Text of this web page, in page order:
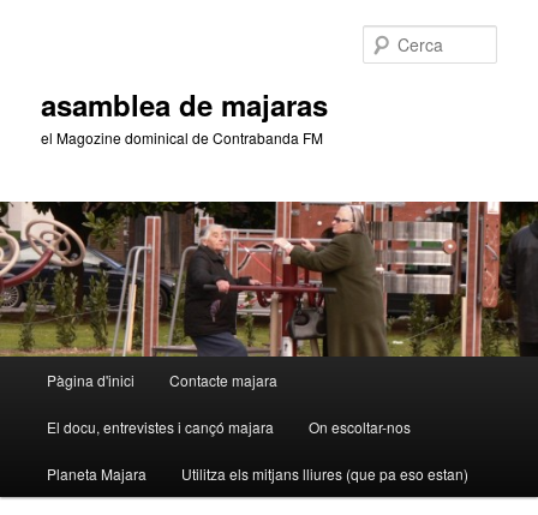
asamblea de majaras
el Magozine dominical de Contrabanda FM
principal
Pàgina d'inici Contacte majara
El docu, entrevistes i cançó majara On escoltar-nos
Planeta Majara Utilitza els mitjans lliures (que pa eso estan)